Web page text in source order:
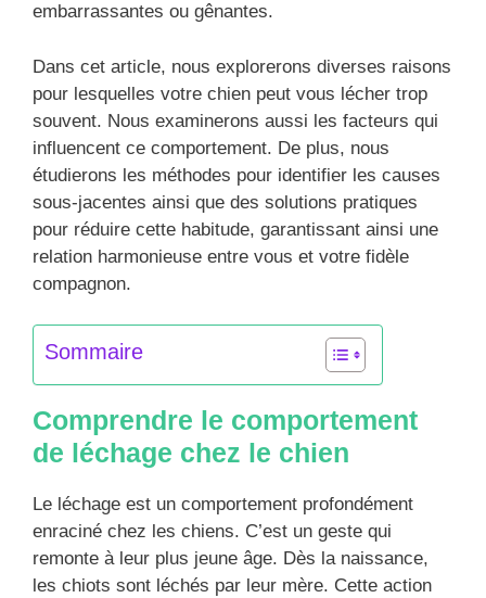
embarrassantes ou gênantes.
Dans cet article, nous explorerons diverses raisons
pour lesquelles votre chien peut vous lécher trop
souvent. Nous examinerons aussi les facteurs qui
influencent ce comportement. De plus, nous
étudierons les méthodes pour identifier les causes
sous-jacentes ainsi que des solutions pratiques
pour réduire cette habitude, garantissant ainsi une
relation harmonieuse entre vous et votre fidèle
compagnon.
Sommaire
Comprendre le comportement
de léchage chez le chien
Le léchage est un comportement profondément
enraciné chez les chiens. C’est un geste qui
remonte à leur plus jeune âge. Dès la naissance,
les chiots sont léchés par leur mère. Cette action